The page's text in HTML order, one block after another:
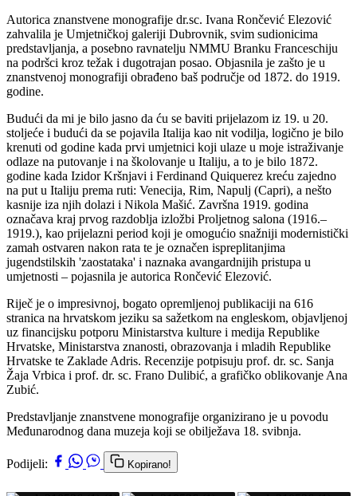
Autorica znanstvene monografije dr.sc. Ivana Rončević Elezović
zahvalila je Umjetničkoj galeriji Dubrovnik, svim sudionicima
predstavljanja, a posebno ravnatelju NMMU Branku Franceschiju
na podršci kroz težak i dugotrajan posao. Objasnila je zašto je u
znanstvenoj monografiji obrađeno baš područje od 1872. do 1919.
godine.
Budući da mi je bilo jasno da ću se baviti prijelazom iz 19. u 20.
stoljeće i budući da se pojavila Italija kao nit vodilja, logično je bilo
krenuti od godine kada prvi umjetnici koji ulaze u moje istraživanje
odlaze na putovanje i na školovanje u Italiju, a to je bilo 1872.
godine kada Izidor Kršnjavi i Ferdinand Quiquerez kreću zajedno
na put u Italiju prema ruti: Venecija, Rim, Napulj (Capri), a nešto
kasnije iza njih dolazi i Nikola Mašić. Završna 1919. godina
označava kraj prvog razdoblja izložbi Proljetnog salona (1916.–
1919.), kao prijelazni period koji je omogućio snažniji modernistički
zamah ostvaren nakon rata te je označen ispreplitanjima
jugendstilskih 'zaostataka' i naznaka avangardnijih pristupa u
umjetnosti – pojasnila je autorica Rončević Elezović.
Riječ je o impresivnoj, bogato opremljenoj publikaciji na 616
stranica na hrvatskom jeziku sa sažetkom na engleskom, objavljenoj
uz financijsku potporu Ministarstva kulture i medija Republike
Hrvatske, Ministarstva znanosti, obrazovanja i mladih Republike
Hrvatske te Zaklade Adris. Recenzije potpisuju prof. dr. sc. Sanja
Žaja Vrbica i prof. dr. sc. Frano Dulibić, a grafičko oblikovanje Ana
Zubić.
Predstavljanje znanstvene monografije organizirano je u povodu
Međunarodnog dana muzeja koji se obilježava 18. svibnja.
Podijeli: Kopirano!